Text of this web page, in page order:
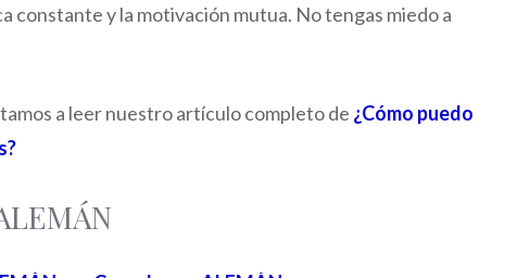
constante y la motivación mutua. No tengas miedo a
a leer nuestro artículo completo de ¿Cómo puedo